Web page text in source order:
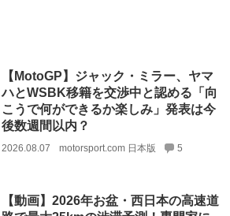
【MotoGP】ジャック・ミラー、ヤマ
ハとWSBK移籍を交渉中と認める「向
こうで何ができるか楽しみ」発表は今
後数週間以内？
2026.08.07 motorsport.com 日本版 5
【動画】2026年お盆・西日本の高速道